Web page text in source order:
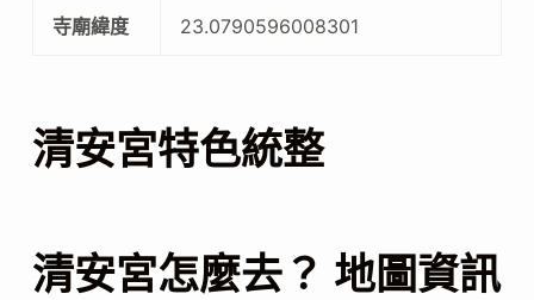
寺廟緯度 23.0790596008301
清安宮特色統整
清安宮怎麼去？ 地圖資訊